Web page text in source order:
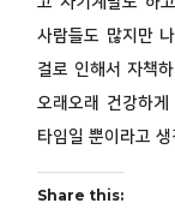
사람들도 많지만
걸로 인해서 자책
오래오래 건강하
타임일 뿐이라고 생
Share this: